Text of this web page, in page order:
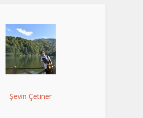
Şevin Çetiner